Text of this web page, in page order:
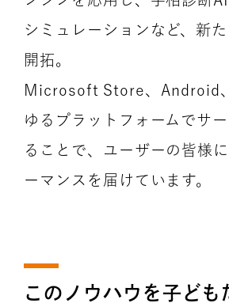
シミュレーションなど、新
開拓。
Microsoft Store、Android
ゆるプラットフォームでサ
ることで、ユーザーの皆様
ーマンスを届けています。
このノウハウを子ども